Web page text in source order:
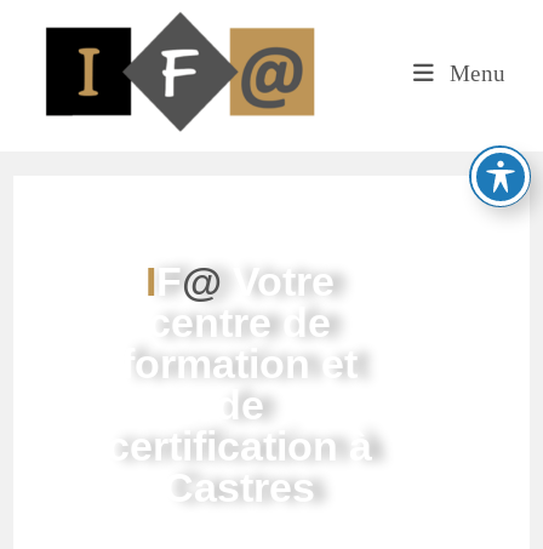
Menu
I F@
Votre
centre de
formation et
de
certification à
Castres